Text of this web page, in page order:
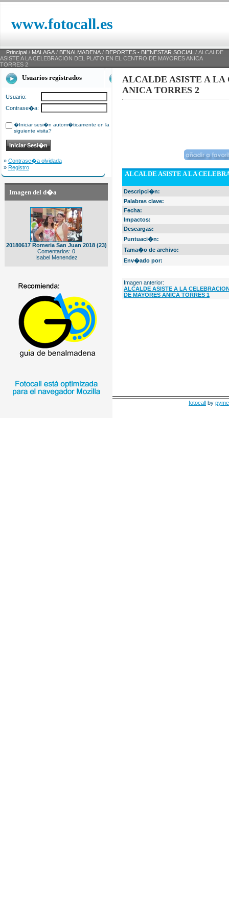
www.fotocall.es
Principal / MALAGA / BENALMADENA / DEPORTES - BIENESTAR SOCIAL / ALCALDE
ASISTE A LA CELEBRACION DEL PLATO EN EL CENTRO DE MAYORES ANICA
TORRES 2
Usuarios registrados
Usuario:
Contrase�a:
�Iniciar sesi�n autom�ticamente en la
siguiente visita?
» Contrase�a olvidada
» Registro
Imagen del d�a
20180617 Romeria San Juan 2018 (23)
Comentarios: 0
Isabel Menendez
ALCALDE ASISTE A LA
ANICA TORRES 2
ALCALDE ASISTE A LA
Descripci�n:
Palabras clave:
Fecha:
Impactos:
Descargas:
Puntuaci�n:
Tama�o de archivo:
Env�ado por:
Imagen anterior:
ALCALDE ASISTE A LA
DE MAYORES ANICA TORRES 1
fotocall by